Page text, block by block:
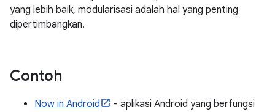
yang lebih baik, modularisasi adalah hal yang penting
dipertimbangkan.
Contoh
Now in Android
- aplikasi Android yang berfungsi